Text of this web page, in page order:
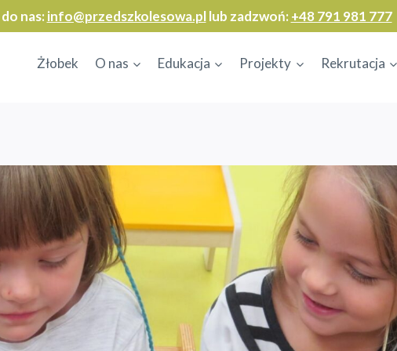
nas: info@przedszkolesowa.pllub zadzwoń: +48 791 981 777
Żłobek O nas Edukacja Projekty Rekrutacja